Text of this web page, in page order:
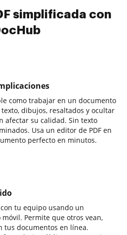
simplificada con
como trabajar en un documento
dibujos, resaltados y ocultar
afectar su calidad. Sin texto
Usa un editor de PDF en
perfecto en minutos.
tu equipo usando un
Permite que otros vean,
tus documentos en línea.